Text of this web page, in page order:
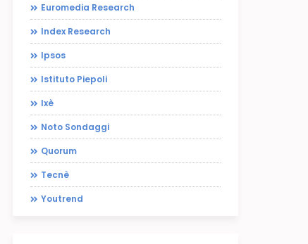
Euromedia Research
Index Research
Ipsos
Istituto Piepoli
Ixè
Noto Sondaggi
Quorum
Tecnè
Youtrend